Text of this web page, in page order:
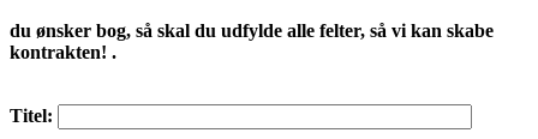
du ønsker bog, så skal du udfylde alle felter, så vi kan skabe
kontrakten! .
Titel: